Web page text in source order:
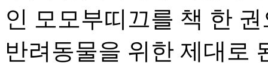
인 모모부띠끄를 책 한
반려동물을 위한 제대로